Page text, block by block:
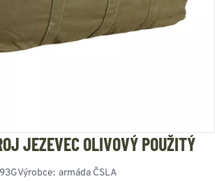
JEZEVEC OLIVOVÝ POUŽITÝ
Výrobce: armáda ČSLA